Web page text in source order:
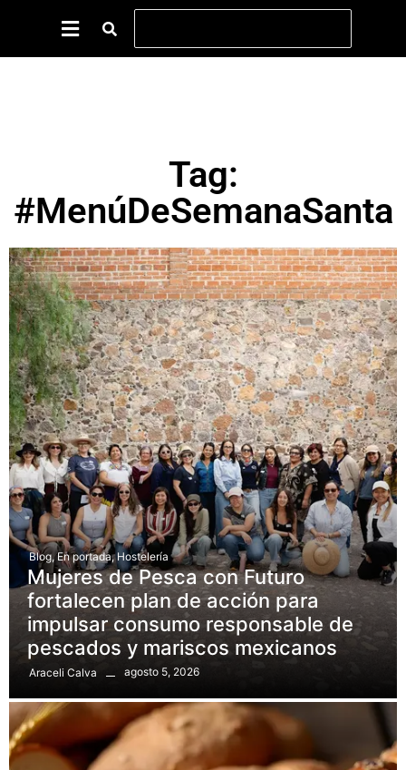
Tag:
#MenúDeSemanaSanta
Blog, En portada, Hostelería
Mujeres de Pesca con Futuro
fortalecen plan de acción para
impulsar consumo responsable de
pescados y mariscos mexicanos
Araceli Calva agosto 5, 2026